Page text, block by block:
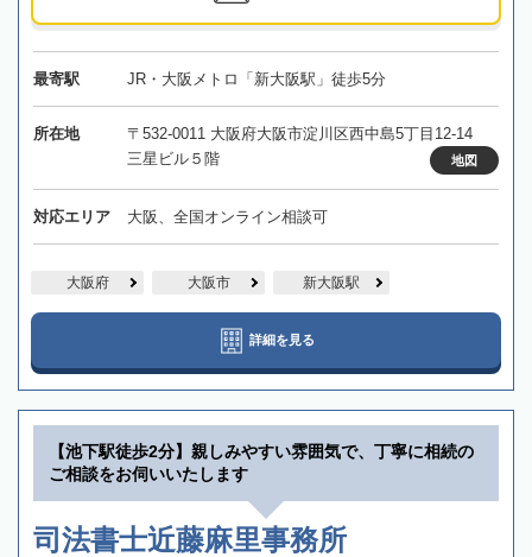
最寄駅 JR・大阪メトロ「新大阪駅」徒歩5分
所在地
〒532-0011 大阪府大阪市淀川区西中島5丁目12-14
三星ビル５階
地図
対応エリア 大阪、全国オンライン相談可
大阪府 大阪市 新大阪駅
詳細を見る
【池下駅徒歩2分】親しみやすい雰囲気で、丁寧に相続の
ご相談をお伺いいたします
司法書士近藤麻里事務所